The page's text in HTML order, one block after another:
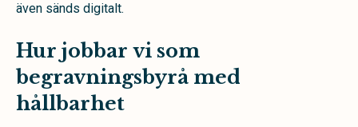
även sänds digitalt.
Hur jobbar vi som
begravningsbyrå med
hållbarhet